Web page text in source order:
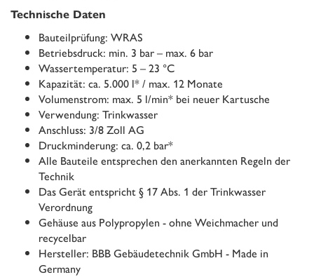
Technische Daten
Bauteilprüfung: WRAS
Betriebsdruck: min. 3 bar – max. 6 bar
Wassertemperatur: 5 – 23 °C
Kapazität: ca. 5.000 l* / max. 12 Monate
Volumenstrom: max. 5 l/min* bei neuer Kartusche
Verwendung: Trinkwasser
Anschluss: 3/8 Zoll AG
Druckminderung: ca. 0,2 bar*
Alle Bauteile entsprechen den anerkannten Regeln der
Technik
Das Gerät entspricht § 17 Abs. 1 der Trinkwasser
Verordnung
Gehäuse aus Polypropylen - ohne Weichmacher und
recycelbar
Hersteller: BBB Gebäudetechnik GmbH - Made in
Germany